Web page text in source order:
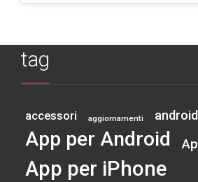
tag
accessori aggiornamenti android
App per Android
App per iPhone